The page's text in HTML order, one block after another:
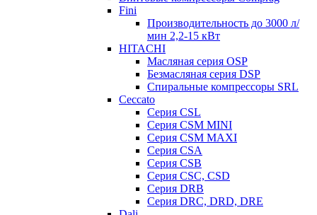
Fini
Производительность до 3000 л/
мин 2,2-15 кВт
HITACHI
Масляная серия OSP
Безмасляная серия DSP
Спиральные компрессоры SRL
Ceccato
Серия CSL
Серия CSM MINI
Серия CSM MAXI
Серия CSA
Серия CSB
Серия CSC, CSD
Серия DRB
Серия DRC, DRD, DRE